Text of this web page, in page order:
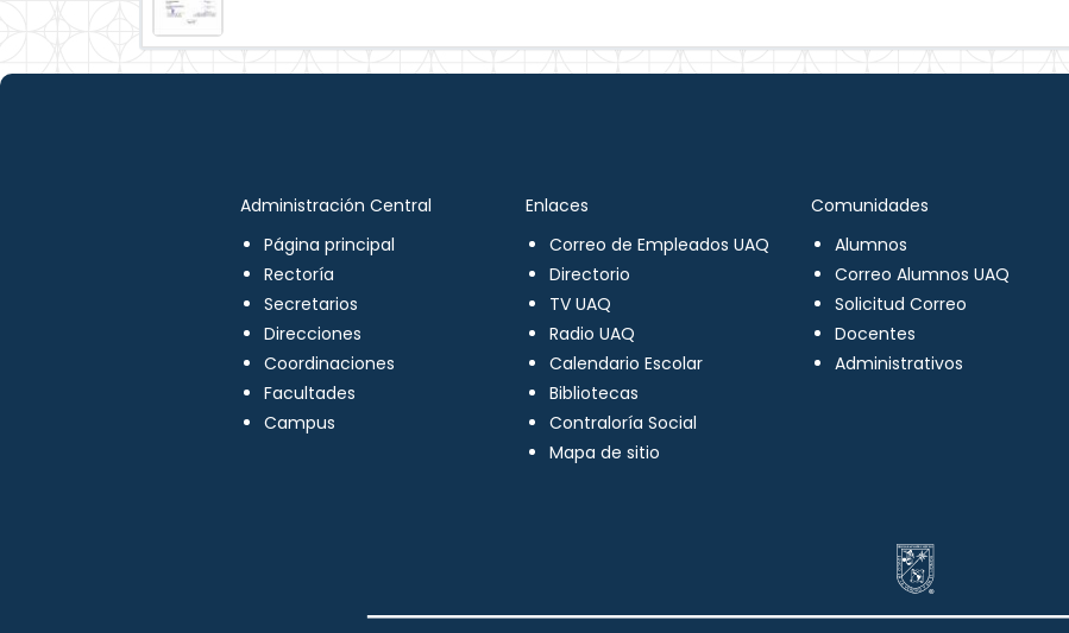
Administración Central
Página principal
Rectoría
Secretarios
Direcciones
Coordinaciones
Facultades
Campus
Enlaces
Correo de Empleados UAQ
Directorio
TV UAQ
Radio UAQ
Calendario Escolar
Bibliotecas
Contraloría Social
Mapa de sitio
Comunidades
Alumnos
Correo Alumnos UAQ
Solicitud Correo
Docentes
Administrativos